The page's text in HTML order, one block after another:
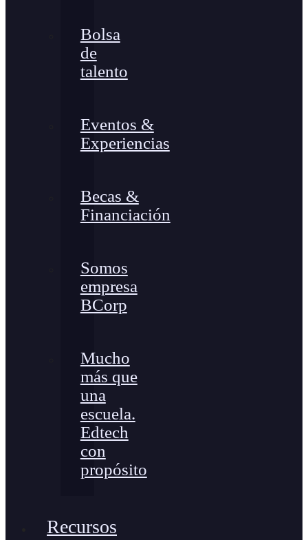
Bolsa
de
talento
Eventos &
Experiencias
Becas &
Financiación
Somos
empresa
BCorp
Mucho
más que
una
escuela.
Edtech
con
propósito
Recursos